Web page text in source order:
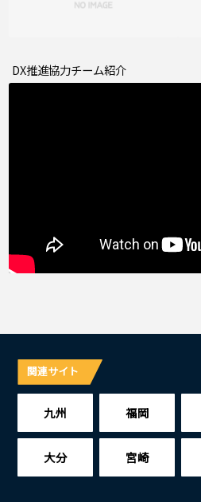
DX推進協力チーム紹介
関連サイト
九州 福岡
大分 宮崎